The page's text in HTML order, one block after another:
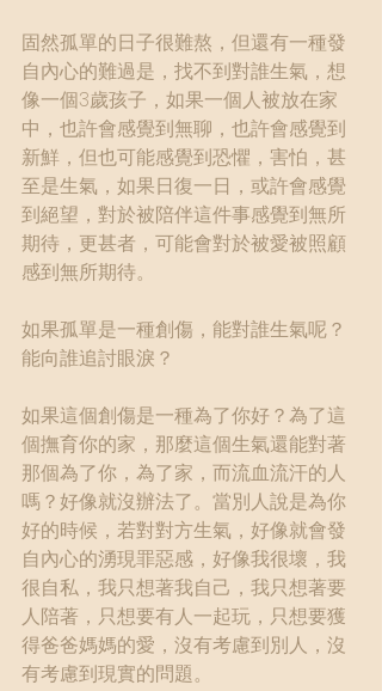
固然孤單的日子很難熬，但還有一種發
自內心的難過是，找不到對誰生氣，想
像一個3歲孩子，如果一個人被放在家
中，也許會感覺到無聊，也許會感覺到
新鮮，但也可能感覺到恐懼，害怕，甚
至是生氣，如果日復一日，或許會感覺
到絕望，對於被陪伴這件事感覺到無所
期待，更甚者，可能會對於被愛被照顧
感到無所期待。
如果孤單是一種創傷，能對誰生氣呢？
能向誰追討眼淚？
如果這個創傷是一種為了你好？為了這
個撫育你的家，那麼這個生氣還能對著
那個為了你，為了家，而流血流汗的人
嗎？好像就沒辦法了。當別人說是為你
好的時候，若對對方生氣，好像就會發
自內心的湧現罪惡感，好像我很壞，我
很自私，我只想著我自己，我只想著要
人陪著，只想要有人一起玩，只想要獲
得爸爸媽媽的愛，沒有考慮到別人，沒
有考慮到現實的問題。